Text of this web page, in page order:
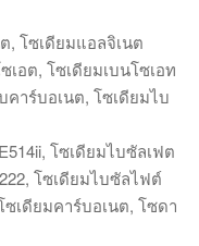
, โซเดียมแอลจิเนต
เอต, โซเดียมเบนโซเอท
คาร์บอเนต, โซเดียมไบ
โซเดียมไบซัลเฟต
โซเดียมไบซัลไฟต์
ซเดียมคาร์บอเนต, โซดา